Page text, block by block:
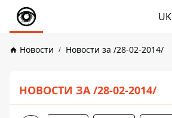
UK
Новости Новости за /28-02-2014/
НОВОСТИ ЗА /28-02-2014/